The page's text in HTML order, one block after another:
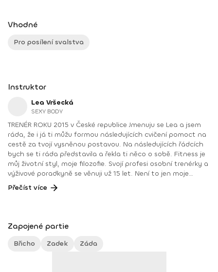
Vhodné
Pro posílení svalstva
Instruktor
Lea Vršecká
SEXY BODY
TRENÉR ROKU 2015 v České republice Jmenuju se Lea a jsem
ráda, že i já ti můžu formou následujících cvičení pomoct na
cestě za tvojí vysněnou postavou. Na následujících řádcích
bych se ti ráda představila a řekla ti něco o sobě. Fitness je
můj životní styl, moje filozofie. Svojí profesi osobní trenérky a
výživové poradkyně se věnuji už 15 let. Není to jen moje
práce, ale především můj koníček a záliba. Jsem vděčná za
to, že můžu dělat to, co mě baví, a předávat svoje
stavu, ale i psychické pohody. Za dobu svého působení v
oboru jsem se fitness věnovala několik let i závodně. Byla to
pro mě zajímavá zkušenost, která mě velmi obohatila. Po
Přečíst více
Zapojené partie
Břicho Zadek Záda